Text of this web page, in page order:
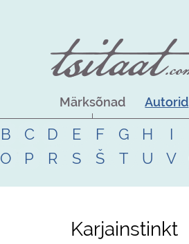
Märksõnad Autorid
B C D E F G H I
O P R S Š T U V
Karjainstinkt